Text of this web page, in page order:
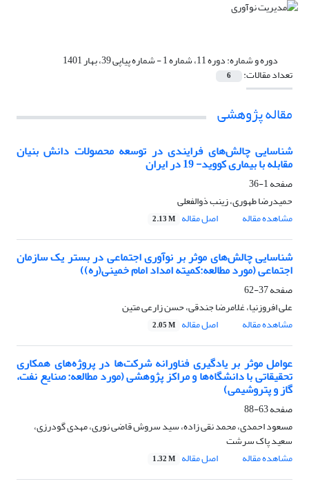
دوره و شماره:دوره 11، شماره 1 - شماره پیاپی 39، بهار 1401
تعداد مقالات: 6
مقاله پژوهشی
شناسایی چالش‌های فرایندی در توسعه محصولات دانش بنیان
مقابله با بیماری کووید- 19 در ایران
صفحه1-36
حمیدرضا طهوری، زینب ذوالفعلی
مشاهده مقاله
اصل مقاله 2.13 M
شناسایی چالش‌های موثر بر نوآوری اجتماعی در بستر یک سازمان
اجتماعی (مورد مطالعه:کمیته امداد امام خمینی(ره))
صفحه37-62
علی افروزنیا، غلامرضا جندقی، حسن زارعی متین
مشاهده مقاله
اصل مقاله 2.05 M
عوامل موثر بر یادگیری فناورانه شرکت‌ها در پروژه‌های همکاری
تحقیقاتی با دانشگاه‌ها و مراکز پژوهشی (مورد مطالعه: صنایع نفت،
گاز و پتروشیمی)
صفحه63-88
مسعود احمدی، محمد نقی زاده، سید سروش قاضی نوری، مهدی گودرزی،
سعید پاک سرشت
مشاهده مقاله
اصل مقاله 1.32 M